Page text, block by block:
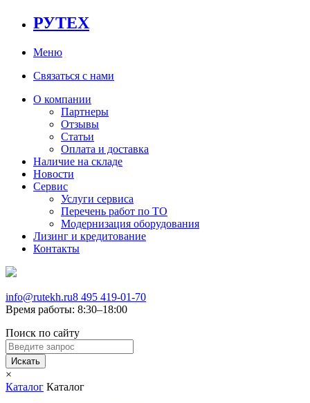
РУТЕХ
Меню
Связаться с нами
О компании
Партнеры
Отзывы
Статьи
Оплата и доставка
Наличие на складе
Новости
Сервис
Услуги сервиса
Перечень работ по ТО
Модернизация оборудования
Лизинг и кредитование
Контакты
info@rutekh.ru8 495 419-01-70
Время работы: 8:30–18:00
Поиск по сайту
Искать
×
Каталог Каталог